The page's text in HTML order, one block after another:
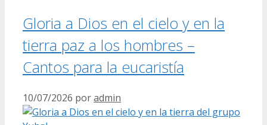
Gloria a Dios en el cielo y en la
tierra paz a los hombres –
Cantos para la eucaristía
10/07/2026 poradmin